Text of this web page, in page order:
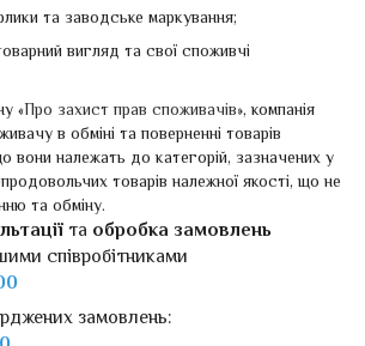
та заводське маркування;
вигляд та свої споживчі
«Про захист прав споживачів», компанія
в обміні та поверненні товарів
вони належать до категорій, зазначених у
товарів належної якості, що не
та обміну.
та обробка замовлень
співробітниками
замовлень: